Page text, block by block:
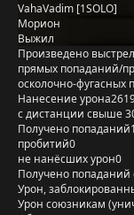
VahaVadim [1SOLO]
Морион
Выжил
Произведено
прямых попаданий/
осколочно-фугасных
Нанесение урона
с дистанции свыше
Получено попаданий1
пробитий0
не нанёсших урон0
Получено попаданий
Урон,
Урон союзникам